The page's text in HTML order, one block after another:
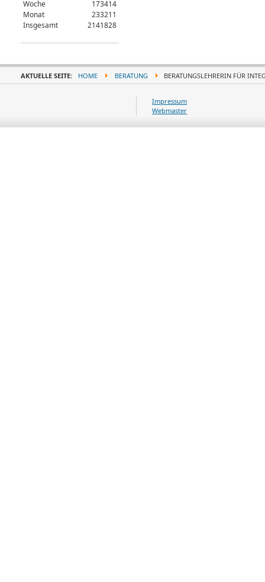
Woche
173414
Monat
233211
Insgesamt
2141828
AKTUELLE SEITE: HOME BERATUNG BERATUNGSLEHRERIN FÜR
Impressum
Webmaster